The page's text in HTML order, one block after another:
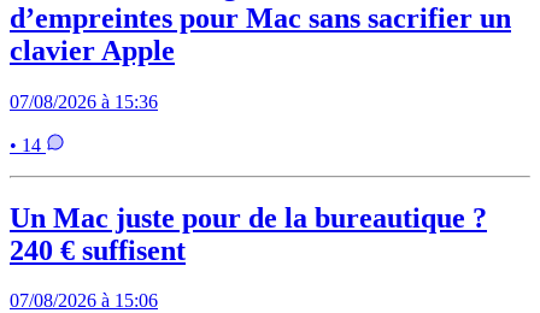
d’empreintes pour Mac sans sacrifier un
clavier Apple
07/08/2026 à 15:36
• 14
Un Mac juste pour de la bureautique ?
240 € suffisent
07/08/2026 à 15:06